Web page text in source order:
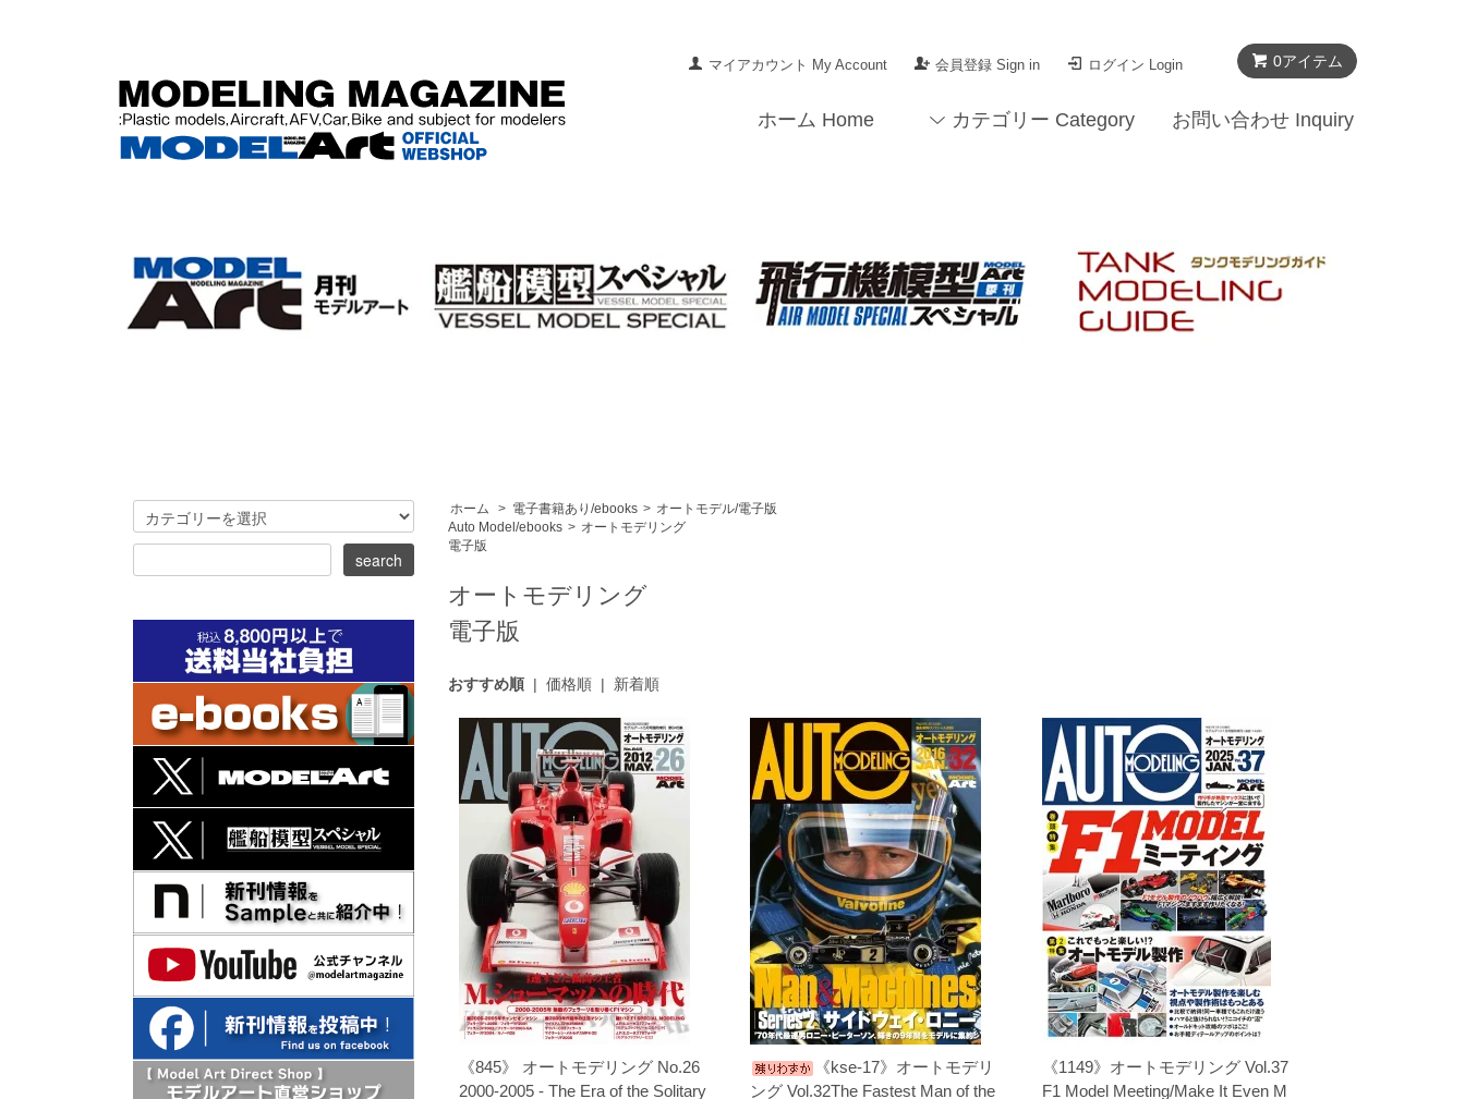
0アイテム
マイアカウント My Account 会員登録 Sign in ログイン Login
ホーム Home カテゴリー Category お問い合わせ Inquiry
ホーム > 電子書籍あり/ebooks > オートモデル/電子版
Auto Model/ebooks > オートモデリング
電子版
オートモデリング
電子版
おすすめ順| 価格順| 新着順
《845》 オートモデリング No.26
2000-2005 - The Era of the Solitary
《kse-17》オートモデリ
ング Vol.32The Fastest Man of the
《1149》オートモデリング Vol.37
F1 Model Meeting/Make It Even M